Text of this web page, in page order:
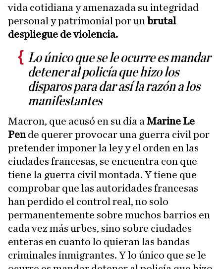
vida cotidiana y amenazada su integridad
personal y patrimonial por un brutal
despliegue de violencia.
Lo único que se le ocurre es mandar
detener al policía que hizo los
disparos para dar así la razón a los
manifestantes
Macron, que acusó en su día a Marine Le
Pende querer provocar una guerra civil por
pretender imponer la ley y el orden en las
ciudades francesas, se encuentra con que
tiene la guerra civil montada. Y tiene que
comprobar que las autoridades francesas
han perdido el control real, no solo
permanentemente sobre muchos barrios en
cada vez más urbes, sino sobre ciudades
enteras en cuanto lo quieran las bandas
criminales inmigrantes. Y lo único que se le